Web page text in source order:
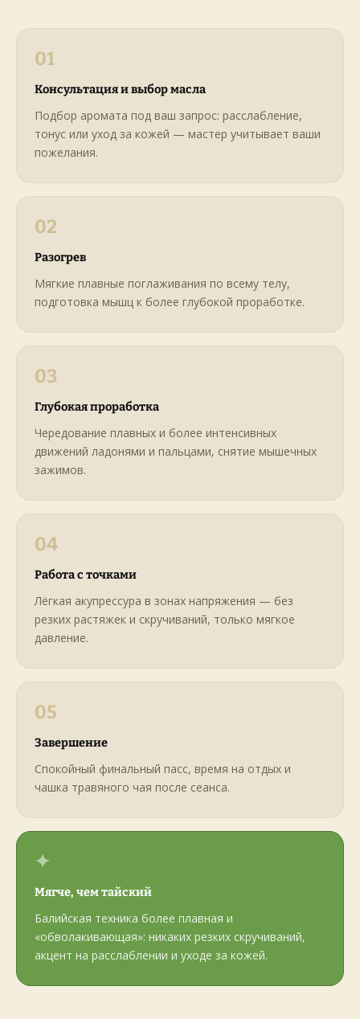
01
Консультация и выбор масла
Подбор аромата под ваш запрос: расслабление,
тонус или уход за кожей — мастер учитывает ваши
пожелания.
02
Разогрев
Мягкие плавные поглаживания по всему телу,
подготовка мышц к более глубокой проработке.
03
Глубокая проработка
Чередование плавных и более интенсивных
движений ладонями и пальцами, снятие мышечных
зажимов.
04
Работа с точками
Лёгкая акупрессура в зонах напряжения — без
резких растяжек и скручиваний, только мягкое
давление.
05
Завершение
Спокойный финальный пасс, время на отдых и
чашка травяного чая после сеанса.
✦
Мягче, чем тайский
Балийская техника более плавная и
«обволакивающая»: никаких резких скручиваний,
акцент на расслаблении и уходе за кожей.